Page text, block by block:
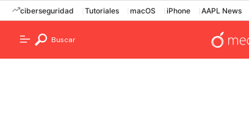
ciberseguridad Tutoriales macOS iPhone AAPL News
Buscar